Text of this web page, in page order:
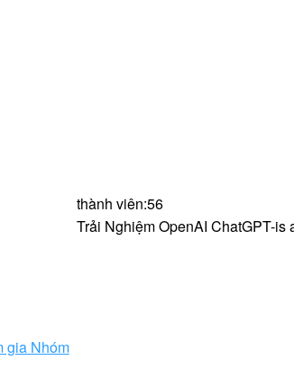
thành viên:56
Trải Nghiệm OpenAI ChatGPT-
gia Nhóm